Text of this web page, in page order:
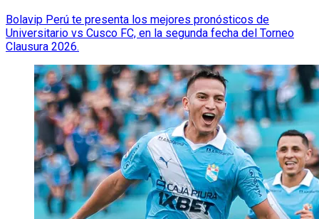
Bolavip Perú te presenta los mejores pronósticos de
Universitario vs Cusco FC, en la segunda fecha del Torneo
Clausura 2026.